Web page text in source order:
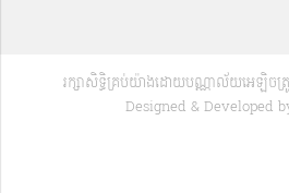
រក្សាសិទ្ធិគ្រប់យ៉ាងដោយបណ្ណាល័យអេឡិចត្រូ
Designed & Developed